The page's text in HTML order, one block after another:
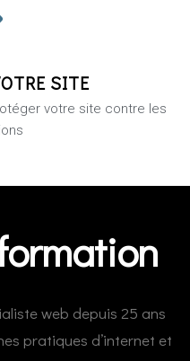
SITE
votre site contre les
web depuis 25 ans
pratiques d’internet et